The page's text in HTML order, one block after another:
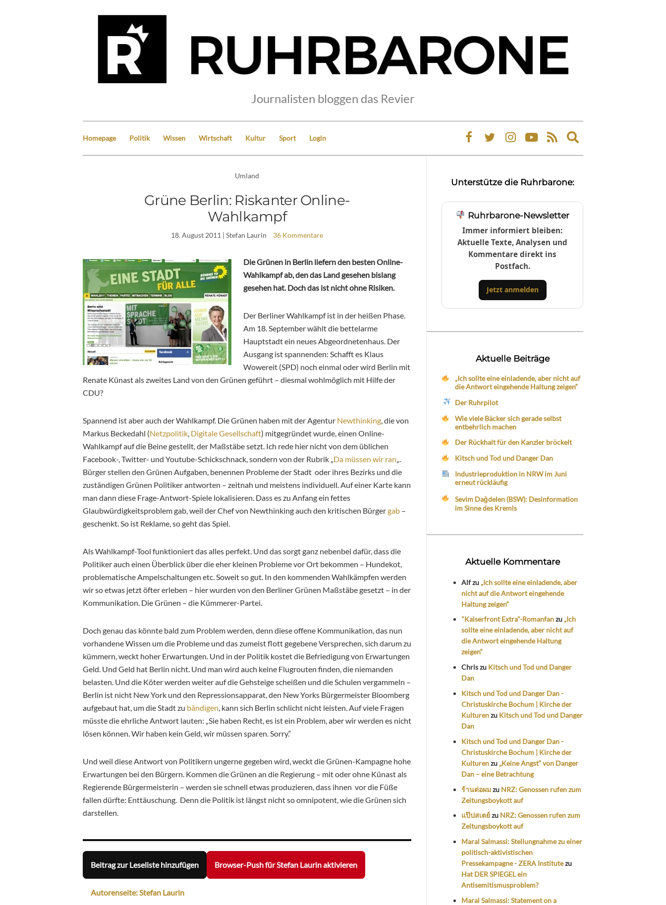
Journalisten bloggen das Revier
Homepage Politik Wissen Wirtschaft Kultur Sport Login
Expand
search
Umland
Grüne Berlin: Riskanter Online-
Wahlkampf
18. August 2011 | Stefan Laurin 36 Kommentare
Die Grünen in Berlin liefern den besten Online-
Wahlkampf ab, den das Land gesehen bislang
gesehen hat. Doch das ist nicht ohne Risiken.
Der Berliner Wahlkampf ist in der heißen Phase.
Am 18. September wählt die bettelarme
Hauptstadt ein neues Abgeordnetenhaus. Der
Ausgang ist spannenden: Schafft es Klaus
Wowereit (SPD) noch einmal oder wird Berlin mit
Renate Künast als zweites Land von den Grünen geführt – diesmal wohlmöglich mit Hilfe der
CDU?
Spannend ist aber auch der Wahlkampf. Die Grünen haben mit der Agentur Newthinking , die von
Markus Beckedahl (Netzpolitik Digitale Gesellschaft) mitgegründet wurde, einen Online-
Wahlkampf auf die Beine gestellt, der Maßstäbe setzt. Ich rede hier nicht von dem üblichen
Facebook-, Twitter- und Youtube-Schickschnack, sondern von der Rubrik „ Da müssen wir ran
Bürger stellen den Grünen Aufgaben, benennen Probleme der Stadt oder ihres Bezirks und die
zuständigen Grünen Politiker antworten – zeitnah und meistens individuell. Auf einer Karte kann
man dann diese Frage-Antwort-Spiele lokalisieren. Dass es zu Anfang ein fettes
Glaubwürdigkeitsproblem gab, weil der Chef von Newthinking auch den kritischen Bürgergab –
geschenkt. So ist Reklame, so geht das Spiel.
Als Wahlkampf-Tool funktioniert das alles perfekt. Und das sorgt ganz nebenbei dafür, dass die
Politiker auch einen Überblick über die eher kleinen Probleme vor Ort bekommen – Hundekot,
problematische Ampelschaltungen etc. Soweit so gut. In den kommenden Wahlkämpfen werden
wir so etwas jetzt öfter erleben – hier wurden von den Berliner Grünen Maßstäbe gesetzt – in der
Kommunikation. Die Grünen – die Kümmerer-Partei.
Doch genau das könnte bald zum Problem werden, denn diese offene Kommunikation, das nun
vorhandene Wissen um die Probleme und das zumeist flott gegebene Versprechen, sich darum zu
kümmern, weckt hoher Erwartungen. Und in der Politik kostet die Befriedigung von Erwartungen
Geld. Und Geld hat Berlin nicht. Und man wird auch keine Flugrouten finden, die niemanden
belasten. Und die Köter werden weiter auf die Gehsteige scheißen und die Schulen vergammeln –
Berlin ist nicht New York und den Repressionsapparat, den New Yorks Bürgermeister Bloomberg
aufgebaut hat, um die Stadt zu bändigen , kann sich Berlin schlicht nicht leisten. Auf viele Fragen
müsste die ehrliche Antwort lauten: „Sie haben Recht, es ist ein Problem, aber wir werden es nicht
lösen können. Wir haben kein Geld, wir müssen sparen. Sorry.“
Und weil diese Antwort von Politikern ungerne gegeben wird, weckt die Grünen-Kampagne hohe
Erwartungen bei den Bürgern. Kommen die Grünen an die Regierung – mit oder ohne Künast als
Regierende Bürgermeisterin – werden sie schnell etwas produzieren, dass ihnen vor die Füße
fallen dürfte: Enttäuschung. Denn die Politik ist längst nicht so omnipotent, wie die Grünen sich
darstellen.
Beitrag zur Leseliste hinzufügen Browser-Push für Stefan Laurin aktivieren
Autorenseite: Stefan Laurin
Unterstütze die Ruhrbarone:
Ruhrbarone-Newsletter
Immer informiert bleiben:
Aktuelle Texte, Analysen und
Kommentare direkt ins
Postfach.
Jetzt anmelden
Aktuelle Beiträge
„Ich sollte eine einladende, aber nicht auf
die Antwort eingehende Haltung zeigen“
Der Ruhrpilot
Wie viele Bäcker sich gerade selbst
entbehrlich machen
Der Rückhalt für den Kanzler bröckelt
Kitsch und Tod und Danger Dan
Industrieproduktion in NRW im Juni
erneut rückläufig
Sevim Dağdelen (BSW): Desinformation
im Sinne des Kremls
Aktuelle Kommentare
Alfzu „Ich sollte eine einladende, aber
nicht auf die Antwort eingehende
Haltung zeigen“
"Kaiserfront Extra"-Romanfanzu „Ich
sollte eine einladende, aber nicht auf
die Antwort eingehende Haltung
zeigen“
Chriszu Kitsch und Tod und Danger
Dan
Kitsch und Tod und Danger Dan -
Christuskirche Bochum | Kirche der
Kulturenzu Kitsch und Tod und Danger
Dan
Kitsch und Tod und Danger Dan -
Christuskirche Bochum | Kirche der
Kulturenzu „Keine Angst“ von Danger
Dan – eine Betrachtung
ร้านต่อผมzu NRZ: Genossen rufen zum
Zeitungsboykott auf
แป๊ปสเตย์zu NRZ: Genossen rufen zum
Zeitungsboykott auf
Maral Salmassi: Stellungnahme zu einer
politisch-aktivistischen
Pressekampagne - ZERA Institutezu
Hat DER SPIEGEL ein
Antisemitismusproblem?
Maral Salmassi: Statement on a